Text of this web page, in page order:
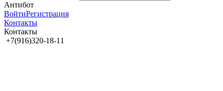
Антибот
ВойтиРегистрация
Контакты
Контакты
+7(916)320-18-11